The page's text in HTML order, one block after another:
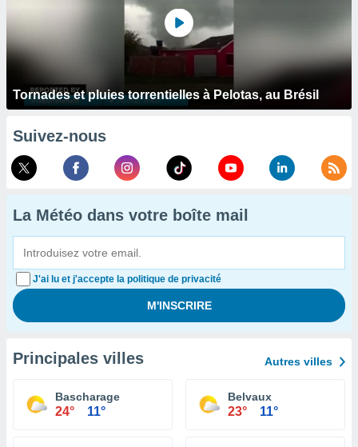
Tornades et pluies torrentielles à Pelotas, au Brésil
Suivez-nous
La Météo dans votre boîte mail
J'ai lu et j'accepte la politique de privacité
Principales villes Autres villes
Bascharage
24° 11°
Belvaux
23° 11°